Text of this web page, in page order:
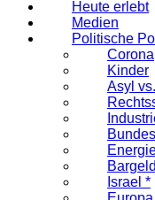
Heute erlebt
Medien
Politische
Corona
Kinder
Asyl
Israel *